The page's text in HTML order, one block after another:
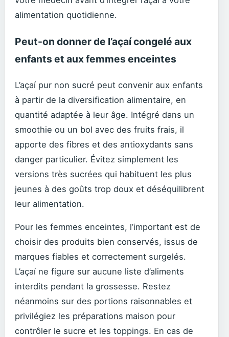
alimentation quotidienne.
Peut-on donner de l’açaí congelé aux
enfants et aux femmes enceintes
L’açaí pur non sucré peut convenir aux enfants
à partir de la diversification alimentaire, en
quantité adaptée à leur âge. Intégré dans un
smoothie ou un bol avec des fruits frais, il
apporte des fibres et des antioxydants sans
danger particulier. Évitez simplement les
versions très sucrées qui habituent les plus
jeunes à des goûts trop doux et déséquilibrent
leur alimentation.
Pour les femmes enceintes, l’important est de
choisir des produits bien conservés, issus de
marques fiables et correctement surgelés.
L’açaí ne figure sur aucune liste d’aliments
interdits pendant la grossesse. Restez
néanmoins sur des portions raisonnables et
privilégiez les préparations maison pour
contrôler le sucre et les toppings. En cas de